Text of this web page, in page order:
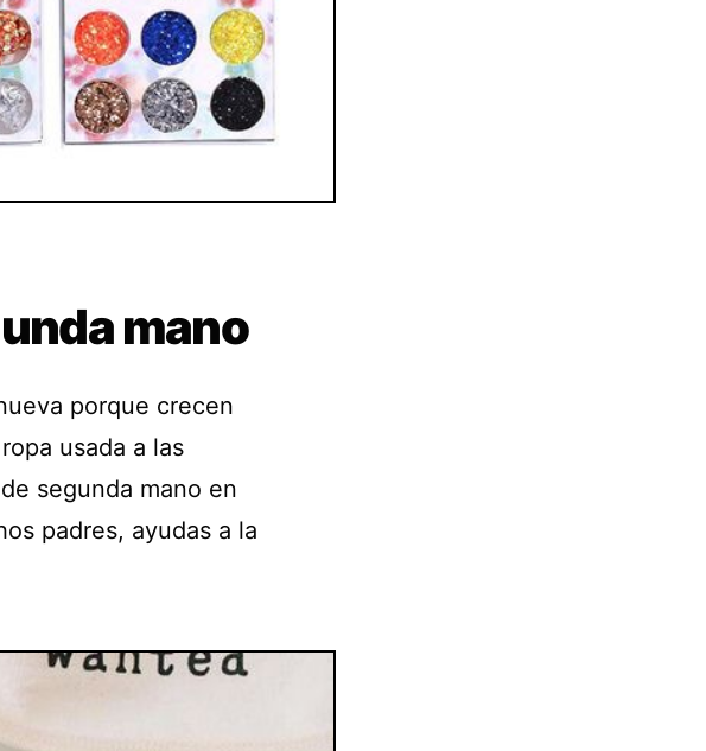
mano
porque crecen
usada a las
segunda mano en
padres, ayudas a la